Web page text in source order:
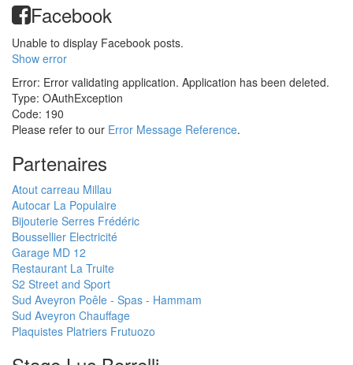
Facebook
Unable to display Facebook posts.
Show error
Error: Error validating application. Application has been deleted.
Type: OAuthException
Code: 190
Please refer to our Error Message Reference.
Partenaires
Atout carreau Millau
Autocar La Populaire
Bijouterie Serres Frédéric
Boussellier Electricité
Garage MD 12
Restaurant La Truite
S2 Street and Sport
Sud Aveyron Poêle - Spas - Hammam
Sud Aveyron Chauffage
Plaquistes Platriers Frutuozo